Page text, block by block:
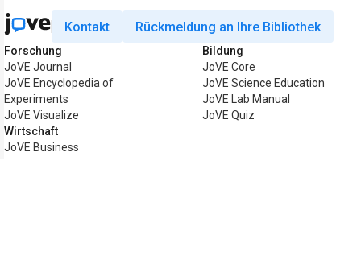
Kontakt Rückmeldung an Ihre Bibliothek
Forschung
JoVE Journal
JoVE Encyclopedia of
Experiments
JoVE Visualize
Wirtschaft
JoVE Business
Bildung
JoVE Core
JoVE Science Education
JoVE Lab Manual
JoVE Quiz